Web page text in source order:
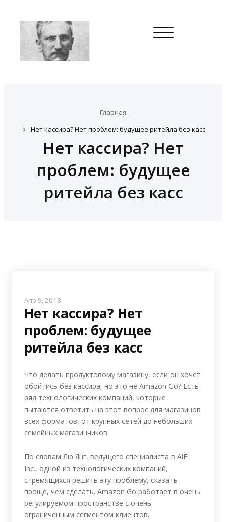
Toggle
navigation
Главная
Нет кассира? Нет проблем: будущее ритейла без касс
Нет кассира? Нет
проблем: будущее
ритейла без касс
Апр 9, 2018
Нет кассира? Нет
проблем: будущее
ритейла без касс
Что делать продуктовому магазину, если он хочет
обойтись без кассира, но это не Amazon Go? Есть
ряд технологических компаний, которые
пытаются ответить на этот вопрос для магазинов
всех форматов, от крупных сетей до небольших
семейных магазинчиков.
По словам Лю Янг, ведущего специалиста в AiFi
Inc., одной из технологических компаний,
стремящихся решить эту проблему, сказать
проще, чем сделать. Amazon Go работает в очень
регулируемом пространстве с очень
ограниченным сегментом клиентов.